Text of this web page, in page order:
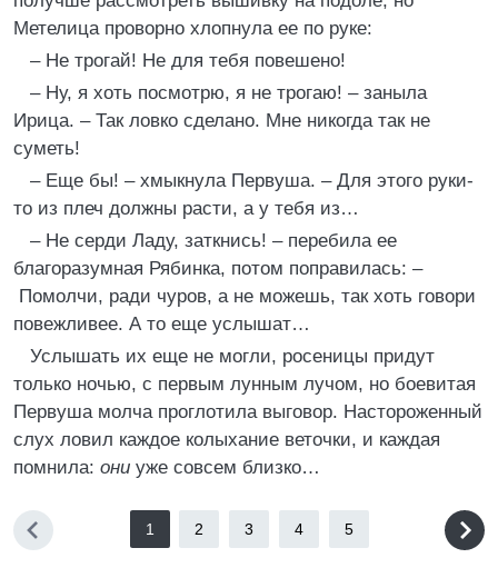
Метелица проворно хлопнула ее по руке:
– Не трогай! Не для тебя повешено!
– Ну, я хоть посмотрю, я не трогаю! – заныла
Ирица. – Так ловко сделано. Мне никогда так не
суметь!
– Еще бы! – хмыкнула Первуша. – Для этого руки-
то из плеч должны расти, а у тебя из…
– Не серди Ладу, заткнись! – перебила ее
благоразумная Рябинка, потом поправилась: –
Помолчи, ради чуров, а не можешь, так хоть говори
повежливее. А то еще услышат…
Услышать их еще не могли, росеницы придут
только ночью, с первым лунным лучом, но боевитая
Первуша молча проглотила выговор. Настороженный
слух ловил каждое колыхание веточки, и каждая
помнила: они уже совсем близко…
1 2 3 4 5